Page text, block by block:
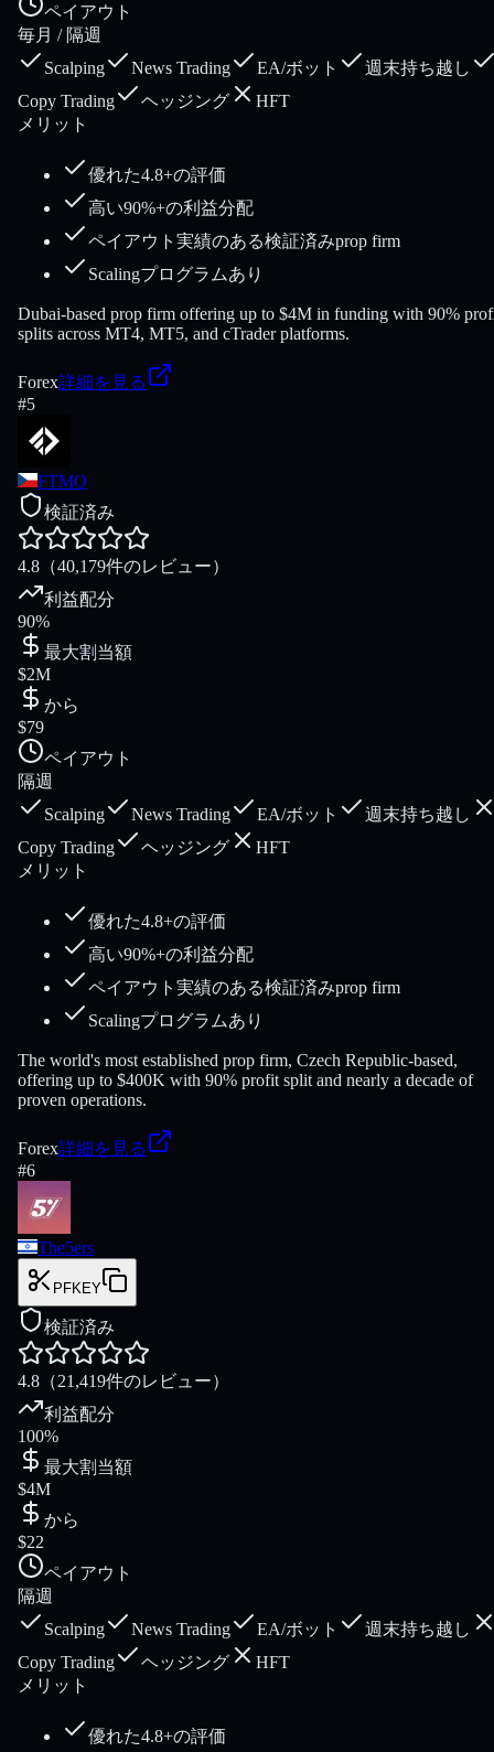
ペイアウト
毎月 / 隔週
Scalping
News Trading EA/ボット
週末持ち越し
Copy Trading
ヘッジング
HFT
メリット
優れた4.8+の評価
高い90%+の利益分配
ペイアウト実績のある検証済みprop firm
Scalingプログラムあり
Dubai-based prop firm offering up to $4M in funding with 90%
splits across MT4, MT5, and cTrader platforms.
Forex詳細を見る
#5
FTMO
検証済み
4.8 （40,179件のレビュー）
利益配分
90%
最大割当額
$2M
から
$79
ペイアウト
隔週
Scalping
News Trading EA/ボット
週末持ち越し
Copy Trading
ヘッジング
HFT
メリット
優れた4.8+の評価
高い90%+の利益分配
ペイアウト実績のある検証済みprop firm
Scalingプログラムあり
The world's most established prop firm, Czech Republic-based,
offering up to $400K with 90% profit split and nearly a decade of
proven operations.
Forex詳細を見る
#6
The5ers
PFKEY
検証済み
4.8 （21,419件のレビュー）
利益配分
100%
最大割当額
$4M
から
$22
ペイアウト
隔週
Scalping
News Trading EA/ボット
週末持ち越し
Copy Trading
ヘッジング
HFT
メリット
優れた4.8+の評価